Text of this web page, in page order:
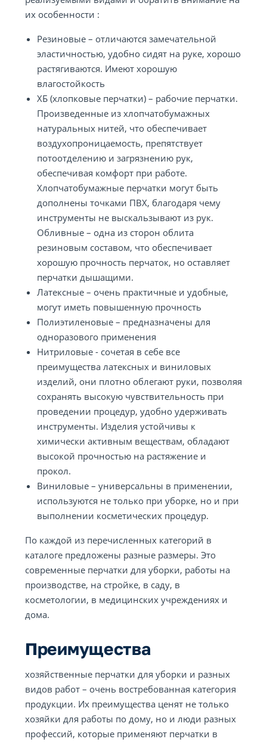
их особенности :
Резиновые – отличаются замечательной
эластичностью, удобно сидят на руке, хорошо
растягиваются. Имеют хорошую
влагостойкость
ХБ (хлопковые перчатки) – рабочие перчатки.
Произведенные из хлопчатобумажных
натуральных нитей, что обеспечивает
воздухопроницаемость, препятствует
потоотделению и загрязнению рук,
обеспечивая комфорт при работе.
Хлопчатобумажные перчатки могут быть
дополнены точками ПВХ, благодаря чему
инструменты не выскальзывают из рук.
Обливные – одна из сторон облита
резиновым составом, что обеспечивает
хорошую прочность перчаток, но оставляет
перчатки дышащими.
Латексные – очень практичные и удобные,
могут иметь повышенную прочность
Полиэтиленовые – предназначены для
одноразового применения
Нитриловые - сочетая в себе все
преимущества латексных и виниловых
изделий, они плотно облегают руки, позволяя
сохранять высокую чувствительность при
проведении процедур, удобно удерживать
инструменты. Изделия устойчивы к
химически активным веществам, обладают
высокой прочностью на растяжение и
прокол.
Виниловые – универсальны в применении,
используются не только при уборке, но и при
выполнении косметических процедур.
По каждой из перечисленных категорий в
каталоге предложены разные размеры. Это
современные перчатки для уборки, работы на
производстве, на стройке, в саду, в
косметологии, в медицинских учреждениях и
дома.
Преимущества
хозяйственные перчатки для уборки и разных
видов работ – очень востребованная категория
продукции. Их преимущества ценят не только
хозяйки для работы по дому, но и люди разных
профессий, которые применяют перчатки в